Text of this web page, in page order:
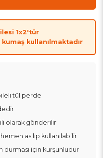
1x2'tür
kullanılmaktadır
tül perde
olarak gönderilir
asılıp kullanılabilir
için kurşunludur